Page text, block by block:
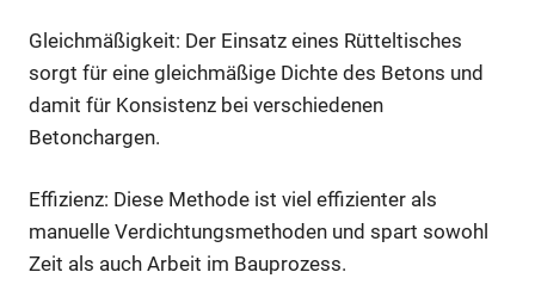
Gleichmäßigkeit: Der Einsatz eines Rütteltisches
sorgt für eine gleichmäßige Dichte des Betons und
damit für Konsistenz bei verschiedenen
Betonchargen.
Effizienz: Diese Methode ist viel effizienter als
manuelle Verdichtungsmethoden und spart sowohl
Zeit als auch Arbeit im Bauprozess.